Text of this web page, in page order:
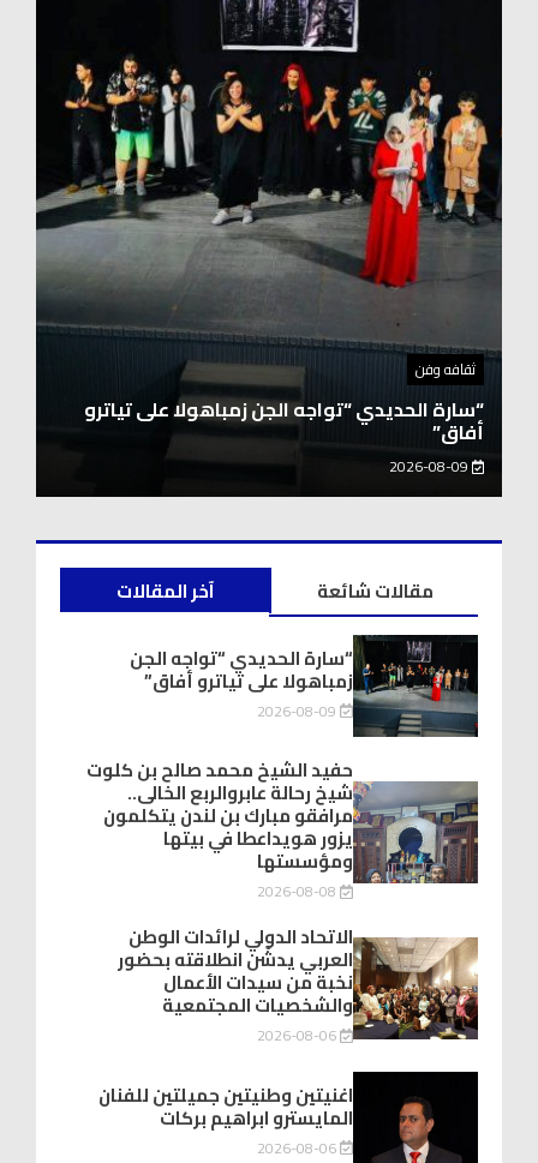
توك شو
حفيد الشيخ محمد صالح بن كلوت شيخ رحالة
عابروالربع الخالى.. مرافقو مبارك بن لندن يتكلمون
يزور هويداعطا في بيتها ومؤسستها
آخر المقالات
مقالات شائعة
“سارة الحديدي “تواجه الجن
زمباهولا على تياترو أفاق”
2026-08-09
حفيد الشيخ محمد صالح بن كلوت
شيخ رحالة عابروالربع الخالى..
مرافقو مبارك بن لندن يتكلمون
يزور هويداعطا في بيتها
ومؤسستها
2026-08-08
الاتحاد الدولي لرائدات الوطن
العربي يدشّن انطلاقته بحضور
نخبة من سيدات الأعمال
والشخصيات المجتمعية
2026-08-06
اغنيتين وطنيتين جميلتين للفنان
المايسترو ابراهيم بركات
2026-08-06